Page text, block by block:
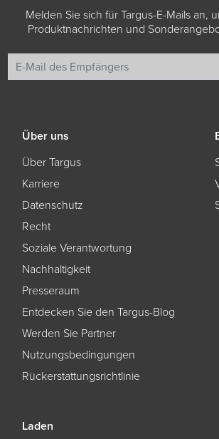
Melden Sie sich für Targus-E-Mails an,
Produktnachrichten und
Über uns
Über Targus
Karriere
Datenschutz
Recht
Soziale Verantwortung
Nachhaltigkeit
Presseraum
Entdecken Sie den Targus-Blog
Werden Sie Partner
Nutzungsbedingungen
Rückerstattungsrichtlinie
Laden